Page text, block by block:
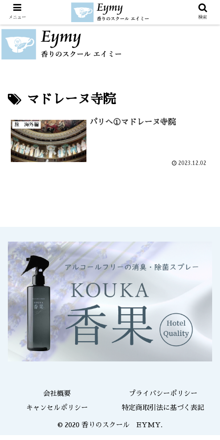
マドレーヌ寺院
旅 海外編 パリへ①マドレーヌ寺院
2023.12.02
会社概要 プライバシーポリシー
キャンセルポリシー 特定商取引法に基づく表記
© 2020 香りのスクール EYMY.
メニュー 検索